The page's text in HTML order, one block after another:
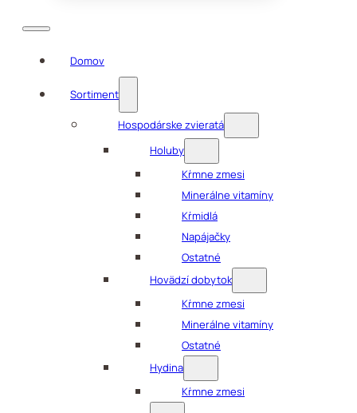
Domov
Sortiment
Hospodárske zvieratá
Holuby
Kŕmne zmesi
Minerálne vitamíny
Kŕmidlá
Napájačky
Ostatné
Hovädzí dobytok
Kŕmne zmesi
Minerálne vitamíny
Ostatné
Hydina
Kŕmne zmesi